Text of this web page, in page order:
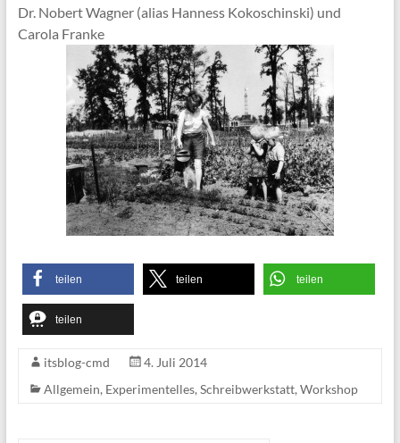
Dr. Nobert Wagner (alias Hanness Kokoschinski) und
Carola Franke
teilen teilen teilen
teilen
itsblog-cmd
4. Juli 2014
Allgemein, Experimentelles, Schreibwerkstatt, Workshop